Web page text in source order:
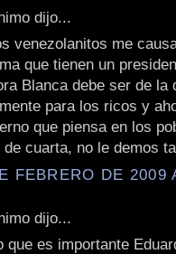
dijo...
venezolanitos me
que tienen un
Blanca debe ser de la
para los ricos y
que piensa en los
de cuarta, no le demos
FEBRERO DE 2009
dijo...
que es importante